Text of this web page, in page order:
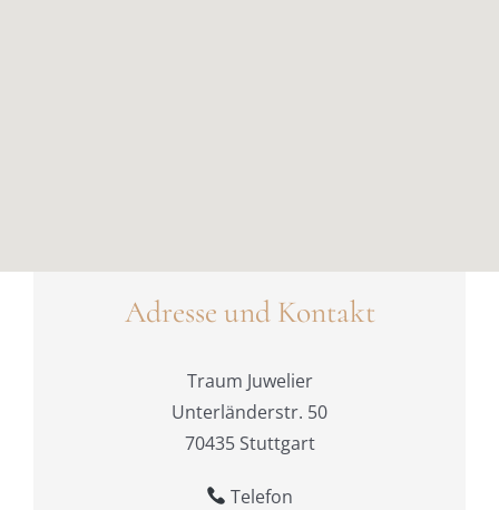
Adresse und Kontakt
Traum Juwelier
Unterländerstr. 50
70435 Stuttgart
Telefon